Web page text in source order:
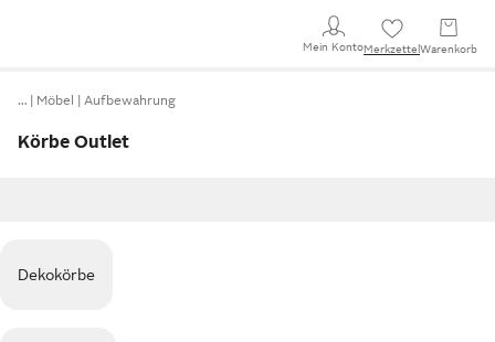
Mein KontoMerkzettel Warenkorb
… Möbel Aufbewahrung
Körbe Outlet
Dekokörbe